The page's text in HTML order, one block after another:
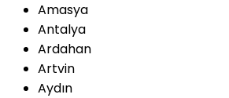
Amasya
Antalya
Ardahan
Artvin
Aydın